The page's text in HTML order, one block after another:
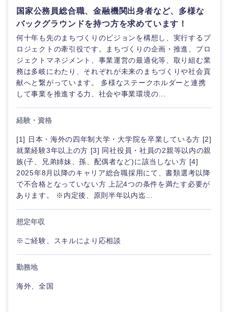
国家公務員総合職、金融機関出身者など、多様な
バックグラウンドを持つ方を求めています！
何十年も先のまちづくりのビジョンを構想し、実行するプ
ロジェクトの牽引役です。まちづくりの企画・推進、プロ
ジェクトマネジメント、事業運営の最適化等、取り組む業
務は多岐にわたり、それぞれが未来のまちづくりや社会貢
献へと繋がっています。 多様なステークホルダーと連携
して事業を推進する力、社会や事業環境の...
経験・資格
[1] 日本・海外の四年制大学・大学院を卒業している方 [2]
就業経験3年以上の方 [3] 同社役員・社員の2親等以内の親
族(子、兄弟姉妹、孫、配偶者など)に該当しない方 [4]
2025年8月以降のキャリア総合職採用にて、書類選考以降
で不合格となっていない方 上記4つの条件を満たす必要が
あります。 ※内定後、原則半年以内迄...
想定年収
※ご経験、スキルにより応相談
勤務地
海外、全国